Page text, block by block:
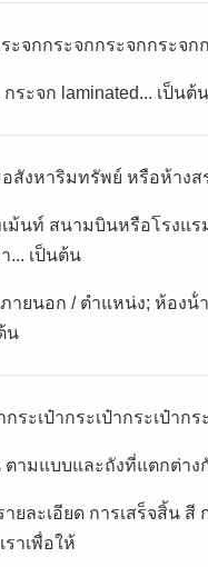
ะจกกระจกกระจกกระจก
ระจก laminated... เป็นต้น
อสังหาริมทรัพย์ หรือห้าง
ม้นท์ สนามบินหรือโรงแร
... เป็นต้น
ยนอก / ตําแหน่ง; ห้องน้ํ
น
ระเป๋ากระเป๋ากระเป๋ากร
ตามแบบและถังที่แตกต่าง
ยละเอียด การเสร็จสิ้น สี
าเพื่อให้